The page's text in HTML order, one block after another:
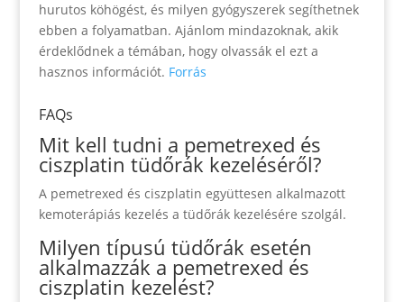
hurutos köhögést, és milyen gyógyszerek segíthetnek
ebben a folyamatban. Ajánlom mindazoknak, akik
érdeklődnek a témában, hogy olvassák el ezt a
hasznos információt. Forrás
FAQs
Mit kell tudni a pemetrexed és
ciszplatin tüdőrák kezeléséről?
A pemetrexed és ciszplatin együttesen alkalmazott
kemoterápiás kezelés a tüdőrák kezelésére szolgál.
Milyen típusú tüdőrák esetén
alkalmazzák a pemetrexed és
ciszplatin kezelést?